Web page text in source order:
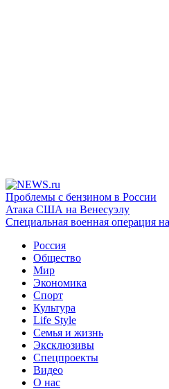
Проблемы с бензином в России
Атака США на Венесуэлу
Специальная военная операция
Россия
Общество
Мир
Экономика
Спорт
Культура
Life Style
Семья и жизнь
Эксклюзивы
Спецпроекты
Видео
О нас